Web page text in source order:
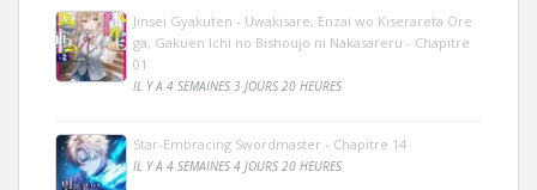
Jinsei Gyakuten - Uwakisare, Enzai wo Kiserareta Ore
ga, Gakuen Ichi no Bishoujo ni Nakasareru - Chapitre
01
IL Y A 4 SEMAINES 3 JOURS 20 HEURES
Star-Embracing Swordmaster - Chapitre 14
IL Y A 4 SEMAINES 4 JOURS 20 HEURES